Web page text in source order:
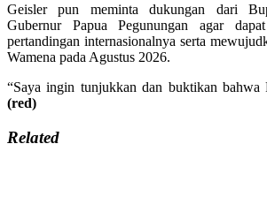
Geisler pun meminta dukungan dari
Gubernur Papua Pegunungan agar
pertandingan internasionalnya serta
Wamena pada Agustus 2026.
“Saya ingin tunjukkan dan buktikan bahwa
(red)
Related